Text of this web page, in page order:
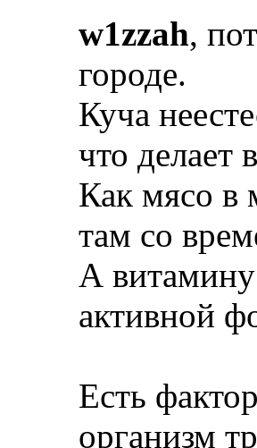
w1zzah,
городе.
Куча
что делает
Как мясо в
там со
А
активной
Есть
организм